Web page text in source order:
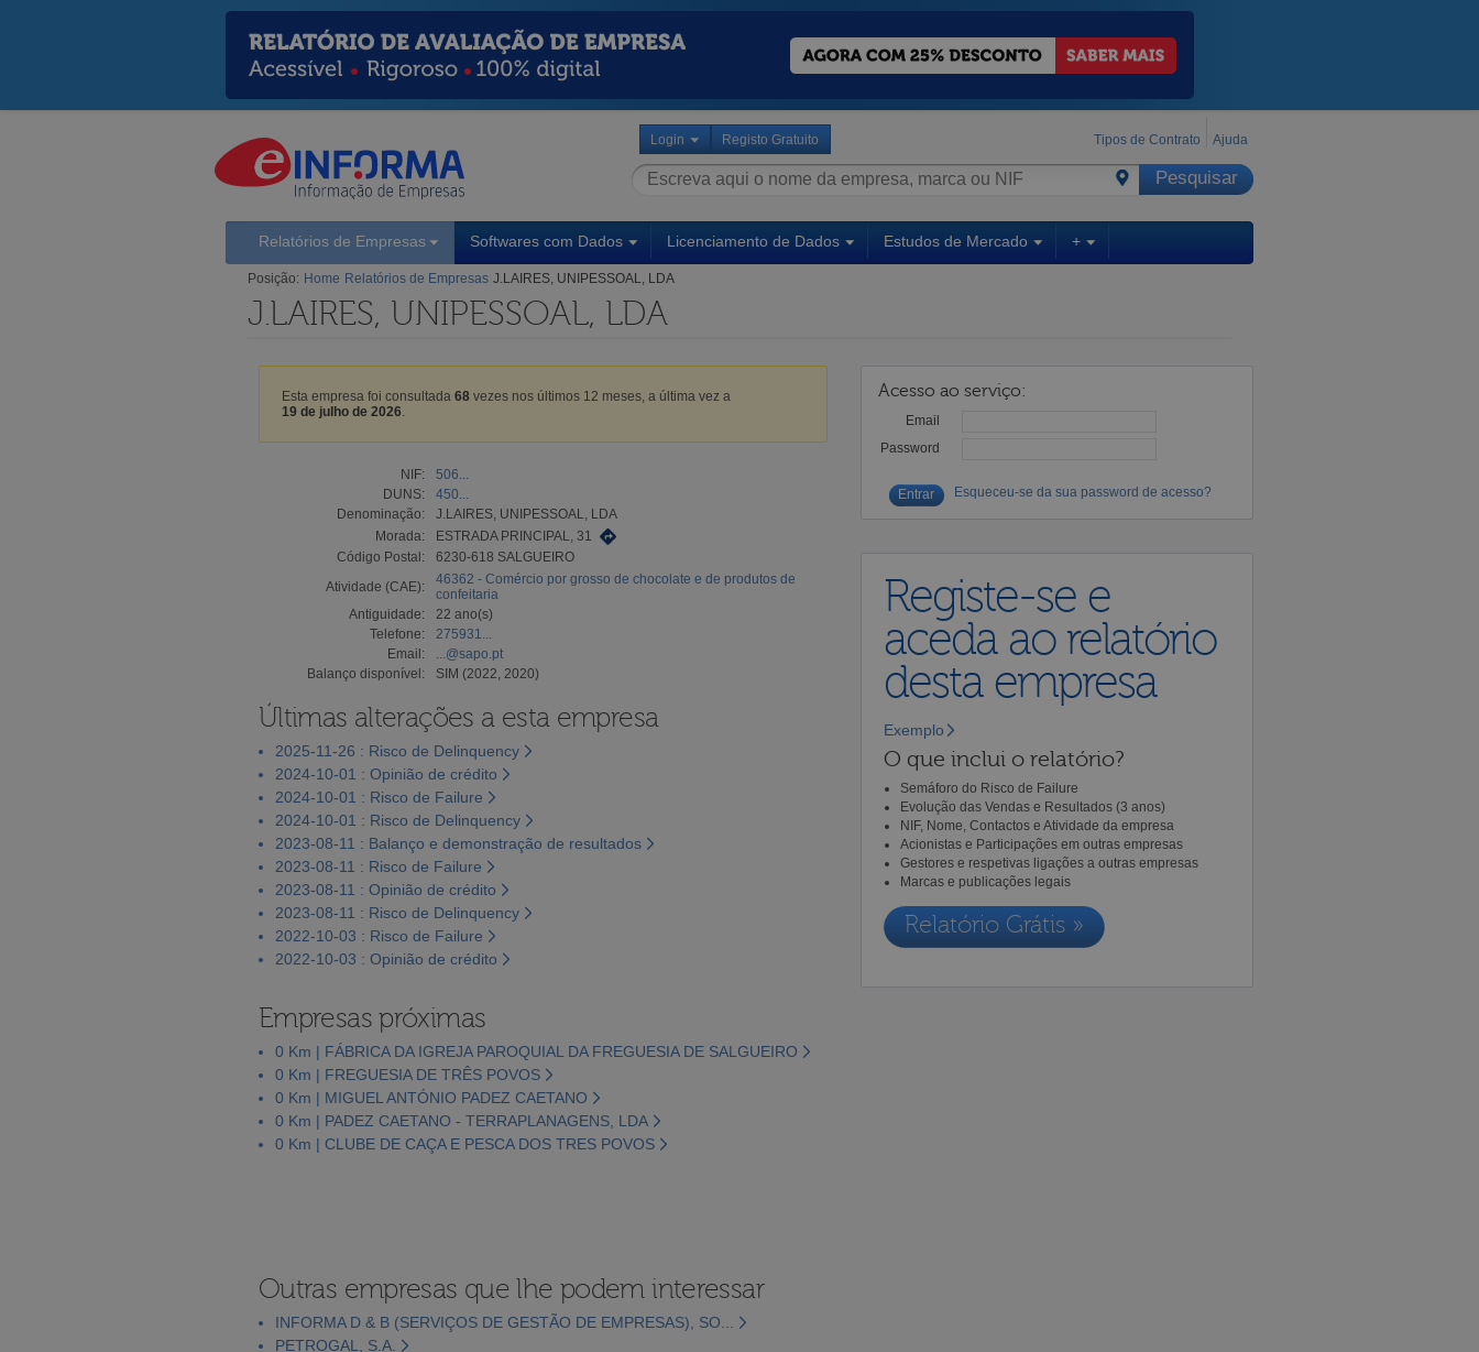
Login Registo Gratuito Tipos de Contrato Ajuda
Relatórios de Empresas Softwares com Dados Licenciamento de Dados Estudos de Mercado +
Posição: Home Relatórios de Empresas J.LAIRES, UNIPESSOAL, LDA
J.LAIRES, UNIPESSOAL, LDA
Esta empresa foi consultada 68 vezes nos últimos 12 meses, a última vez a
19 de julho de 2026
NIF:
506...
DUNS:
450...
Denominação:
J.LAIRES, UNIPESSOAL, LDA
Morada:
ESTRADA PRINCIPAL, 31
Código Postal:
6230-618 SALGUEIRO
Atividade (CAE):
46362 - Comércio por grosso de chocolate e de produtos de
confeitaria
Antiguidade:
22 ano(s)
Telefone:
275931...
Email:
...@sapo.pt
Balanço disponível:
SIM (2022, 2020)
Últimas alterações a esta empresa
2025-11-26 : Risco de Delinquency
2024-10-01 : Opinião de crédito
2024-10-01 : Risco de Failure
2024-10-01 : Risco de Delinquency
2023-08-11 : Balanço e demonstração de resultados
2023-08-11 : Risco de Failure
2023-08-11 : Opinião de crédito
2023-08-11 : Risco de Delinquency
2022-10-03 : Risco de Failure
2022-10-03 : Opinião de crédito
Empresas próximas
0 Km | FÁBRICA DA IGREJA PAROQUIAL DA FREGUESIA DE SALGUEIRO
0 Km | FREGUESIA DE TRÊS POVOS
0 Km | MIGUEL ANTÓNIO PADEZ CAETANO
0 Km | PADEZ CAETANO - TERRAPLANAGENS, LDA
0 Km | CLUBE DE CAÇA E PESCA DOS TRES POVOS
Acesso ao serviço:
Email
Password
Esqueceu-se da sua password de acesso?
Registe-se e
aceda ao relatório
desta empresa
Exemplo
O que inclui o relatório?
Semáforo do Risco de Failure
Evolução das Vendas e Resultados (3 anos)
NIF, Nome, Contactos e Atividade da empresa
Acionistas e Participações em outras empresas
Gestores e respetivas ligações a outras empresas
Marcas e publicações legais
Relatório Grátis »
Outras empresas que lhe podem interessar
INFORMA D & B (SERVIÇOS DE GESTÃO DE EMPRESAS), SO...
PETROGAL, S.A.